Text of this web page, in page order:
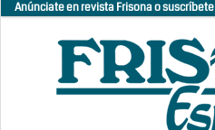
Anúnciate en revista Frisona o suscríbete